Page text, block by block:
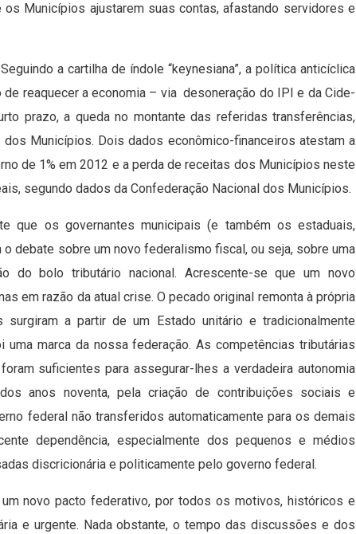
Municípios ajustarem suas contas, afastando servidores e
a cartilha de índole “keynesiana”, a política anticíclica
reaquecer a economia – via desoneração do IPI e da Cide-
prazo, a queda no montante das referidas transferências,
Municípios. Dois dados econômico-financeiros atestam a
de 1% em 2012 e a perda de receitas dos Municípios neste
segundo dados da Confederação Nacional dos Municípios.
que os governantes municipais (e também os estaduais,
debate sobre um novo federalismo fiscal, ou seja, sobre uma
do bolo tributário nacional. Acrescente-se que um novo
em razão da atual crise. O pecado original remonta à própria
a partir de um Estado unitário e tradicionalmente
marca da nossa federação. As competências tributárias
suficientes para assegurar-lhes a verdadeira autonomia
anos noventa, pela criação de contribuições sociais e
federal não transferidos automaticamente para os demais
dependência, especialmente dos pequenos e médios
discricionária e politicamente pelo governo federal.
novo pacto federativo, por todos os motivos, históricos e
e urgente. Nada obstante, o tempo das discussões e dos